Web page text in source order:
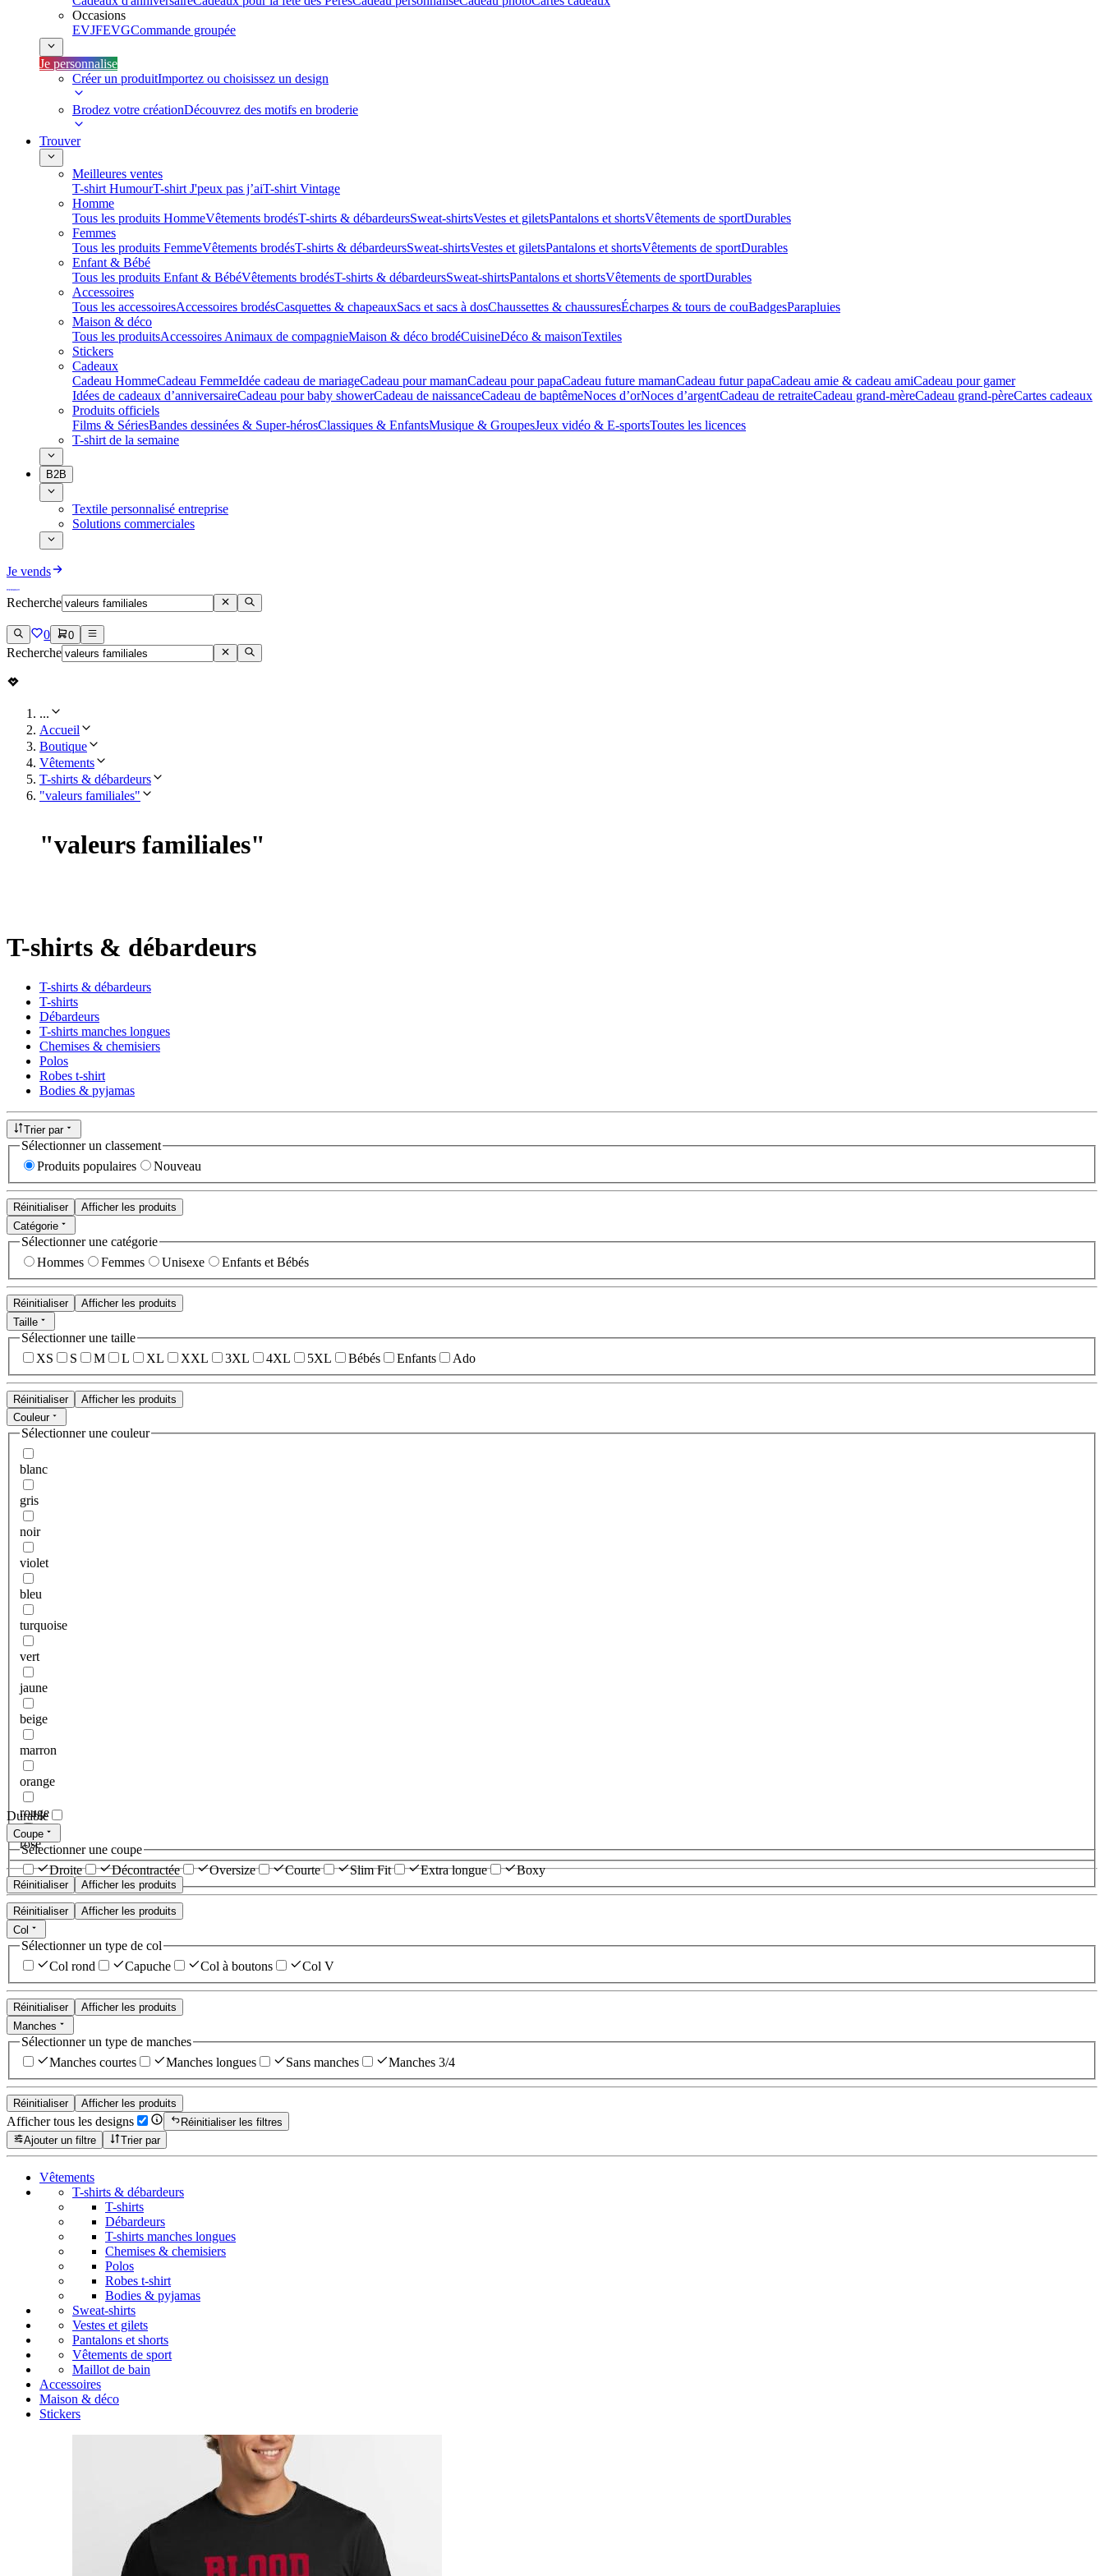
Occasions
EVJFEVGCommande groupée
Je personnalise
Créer un produitImportez ou choisissez un design
Brodez votre créationDécouvrez des motifs en broderie
Trouver
Meilleures ventes
T-shirt HumourT-shirt J'peux pas j’aiT-shirt Vintage
Homme
Tous les produits HommeVêtements brodésT-shirts & débardeursSweat-shirtsVestes et giletsPantalons et shortsVêtements de sportDurables
Femmes
Tous les produits FemmeVêtements brodésT-shirts & débardeursSweat-shirtsVestes et giletsPantalons et shortsVêtements de sportDurables
Enfant & Bébé
Tous les produits Enfant & BébéVêtements brodésT-shirts & débardeursSweat-shirtsPantalons et shortsVêtements de sportDurables
Accessoires
Tous les accessoiresAccessoires brodésCasquettes & chapeauxSacs et sacs à dosChaussettes & chaussuresÉcharpes & tours de couBadgesParapluies
Maison & déco
Tous les produitsAccessoires Animaux de compagnieMaison & déco brodéCuisineDéco & maisonTextiles
Stickers
Cadeaux
Cadeau HommeCadeau FemmeIdée cadeau de mariage​Cadeau pour mamanCadeau pour papaCadeau future mamanCadeau futur papaCadeau amie & cadeau amiCadeau pour gamer
Idées de cadeaux d’anniversaireCadeau pour baby showerCadeau de naissanceCadeau de baptêmeNoces d’orNoces d’argentCadeau de retraiteCadeau grand-mèreCadeau grand-pèreCartes cadeaux
Produits officiels
Films & SériesBandes dessinées & Super-hérosClassiques & EnfantsMusique & GroupesJeux vidéo & E-sportsToutes les licences
T-shirt de la semaine
B2B
Textile personnalisé entreprise
Solutions commerciales
Je vends
Recherche
0 0
Recherche
...
Accueil
Boutique
Vêtements
T-shirts & débardeurs
"valeurs familiales"
"valeurs familiales"
T-shirts & débardeurs
T-shirts & débardeurs
T-shirts
Débardeurs
T-shirts manches longues
Chemises & chemisiers
Polos
Robes t-shirt
Bodies & pyjamas
Trier par
Sélectionner un classement
Produits populaires
Nouveau
Réinitialiser
Afficher les produits
Catégorie
Sélectionner une catégorie
Hommes
Femmes Unisexe Enfants et Bébés
Réinitialiser
Afficher les produits
Taille
Sélectionner une taille
XS
S M L XL XXL 3XL 4XL 5XL Bébés Enfants Ado
Réinitialiser
Afficher les produits
Couleur
Sélectionner une couleur
blanc
gris
noir
violet
bleu
turquoise
vert
jaune
beige
marron
orange
rouge
rose
Réinitialiser Afficher les produits
Durable
Coupe
Sélectionner une coupe
Droite
Décontractée Oversize Courte Slim Fit Extra longue Boxy
Réinitialiser
Afficher les produits
Col
Sélectionner un type de col
Col rond
Capuche Col à boutons Col V
Réinitialiser
Afficher les produits
Manches
Sélectionner un type de manches
Manches courtes
Manches longues Sans manches Manches 3/4
Réinitialiser Afficher les produits
Afficher tous les designs
Réinitialiser les filtres
Ajouter un filtre
Trier par
Vêtements
T-shirts & débardeurs
T-shirts
Débardeurs
T-shirts manches longues
Chemises & chemisiers
Polos
Robes t-shirt
Bodies & pyjamas
Sweat-shirts
Vestes et gilets
Pantalons et shorts
Vêtements de sport
Maillot de bain
Accessoires
Maison & déco
Stickers